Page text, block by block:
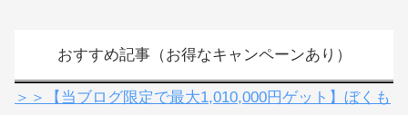
ス、サイトを保存する。